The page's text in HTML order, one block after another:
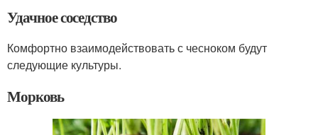
Удачное соседство
Комфортно взаимодействовать с чесноком будут
следующие культуры.
Морковь